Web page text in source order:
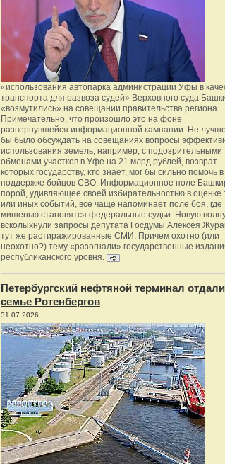
«использования автопарка администрации Уфы в
транспорта для развоза судей» Верховного суда
«возмутились» на совещании правительства региона.
Примечательно, что произошло это на фоне
развернувшейся информационной кампании. Не
бы было обсуждать на совещаниях вопросы
использования земель, например, с подозрительными
обменами участков в Уфе на 21 млрд рублей, возврат
которых государству, кто знает, мог бы сильно помочь в
поддержке бойцов СВО. Информационное поле
порой, удивляющее своей избирательностью в оценке
или иных событий, все чаще напоминает поле боя, где
мишенью становятся федеральные судьи. Новую
всколыхнули запросы депутата Госдумы Алексея
тут же растиражированные СМИ. Причем охотно (или
неохотно?) тему «разогнали» государственные
республиканского уровня.
Петербургский нефтяной терминал отдали
семье Ротенбергов
31.07.2026